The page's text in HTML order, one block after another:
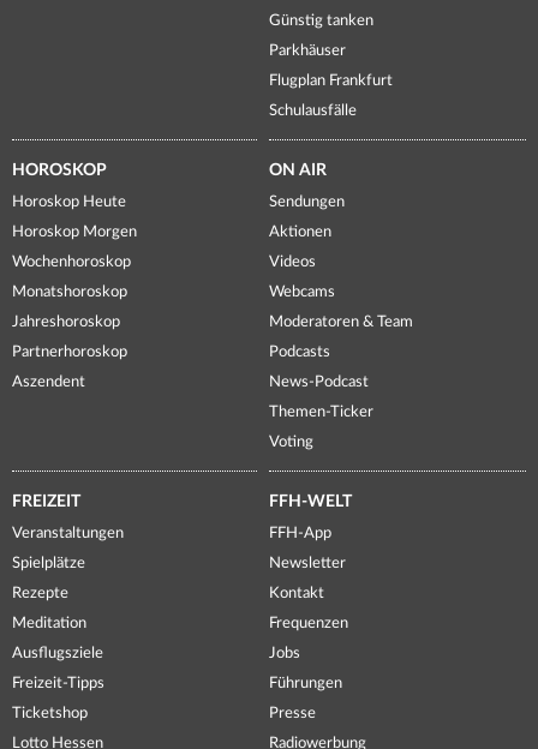
Günstig tanken
Parkhäuser
Flugplan Frankfurt
Schulausfälle
HOROSKOP
Horoskop Heute
Horoskop Morgen
Wochenhoroskop
Monatshoroskop
Jahreshoroskop
Partnerhoroskop
Aszendent
ON AIR
Sendungen
Aktionen
Videos
Webcams
Moderatoren & Team
Podcasts
News-Podcast
Themen-Ticker
Voting
FREIZEIT
Veranstaltungen
Spielplätze
Rezepte
Meditation
Ausflugsziele
Freizeit-Tipps
Ticketshop
Lotto Hessen
FFH-WELT
FFH-App
Newsletter
Kontakt
Frequenzen
Jobs
Führungen
Presse
Radiowerbung